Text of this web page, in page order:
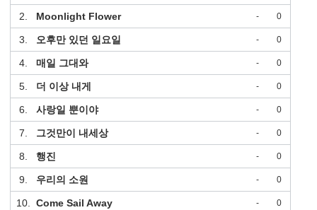
2. Moonlight Flower - 0
3. 오후만 있던 일요일 - 0
4. 매일 그대와 - 0
5. 더 이상 내게 - 0
6. 사랑일 뿐이야 - 0
7. 그것만이 내세상 - 0
8. 행진 - 0
9. 우리의 소원 - 0
10. Come Sail Away - 0